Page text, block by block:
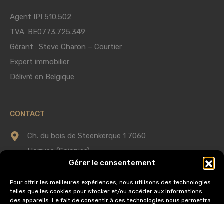
Gérer le consentement
Pour offrir les meilleures expériences, nous utilisons des technologies
telles que les cookies pour stocker et/ou accéder aux informations
des appareils. Le fait de consentir à ces technologies nous permettra
Agent IPI 510.502
TVA: BE0773.725.349
Gérant : Steve Charon – Courtier
Expert immobilier
Délivré en Belgique
CONTACT
Ch. du bois de Steenkerque 1 7060
Horrues (Soignies)
info@immobilieredomus.be